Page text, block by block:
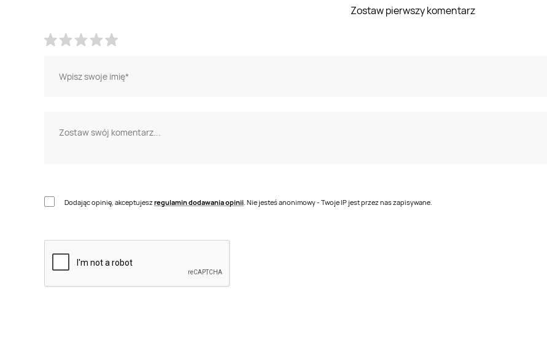
Zostaw pierwszy komentarz
Dodając opinię, akceptujeszregulamin dodawania opinii . Nie jesteś anonimowy - Twoje IP jest przez nas zapisywane.